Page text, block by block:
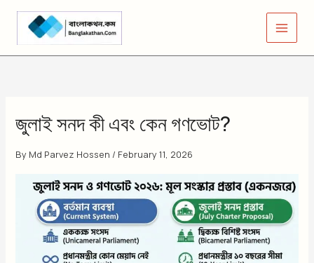
Skip
content
জুলাই সনদ কী এবং কেন গণভোট?
By Md Parvez Hossen / February 11, 2026